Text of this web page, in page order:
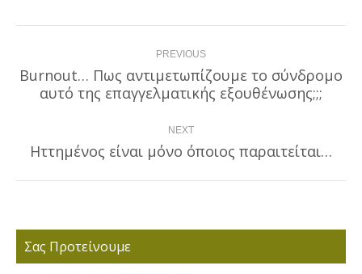
navigation PREVIOUS
Previous
post:
Burnout… Πως αντιμετωπίζουμε το σύνδρομο
αυτό της επαγγελματικής εξουθένωσης;;;
NEXT
Next
Ηττημένος είναι μόνο όποιος παραιτείται…
Σας Προτείνουμε